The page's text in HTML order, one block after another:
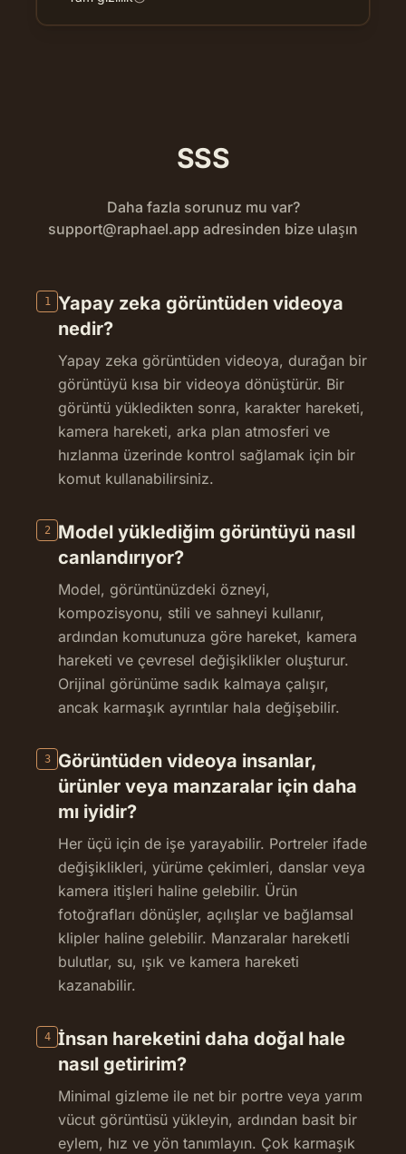
SSS
Daha fazla sorunuz mu var?
support@raphael.app adresinden bize ulaşın
1
Yapay zeka görüntüden videoya
nedir?
Yapay zeka görüntüden videoya, durağan bir
görüntüyü kısa bir videoya dönüştürür. Bir
görüntü yükledikten sonra, karakter hareketi,
kamera hareketi, arka plan atmosferi ve
hızlanma üzerinde kontrol sağlamak için bir
komut kullanabilirsiniz.
2
Model yüklediğim görüntüyü nasıl
canlandırıyor?
Model, görüntünüzdeki özneyi,
kompozisyonu, stili ve sahneyi kullanır,
ardından komutunuza göre hareket, kamera
hareketi ve çevresel değişiklikler oluşturur.
Orijinal görünüme sadık kalmaya çalışır,
ancak karmaşık ayrıntılar hala değişebilir.
3
Görüntüden videoya insanlar,
ürünler veya manzaralar için daha
mı iyidir?
Her üçü için de işe yarayabilir. Portreler ifade
değişiklikleri, yürüme çekimleri, danslar veya
kamera itişleri haline gelebilir. Ürün
fotoğrafları dönüşler, açılışlar ve bağlamsal
klipler haline gelebilir. Manzaralar hareketli
bulutlar, su, ışık ve kamera hareketi
kazanabilir.
4
İnsan hareketini daha doğal hale
nasıl getiririm?
Minimal gizleme ile net bir portre veya yarım
vücut görüntüsü yükleyin, ardından basit bir
eylem, hız ve yön tanımlayın. Çok karmaşık